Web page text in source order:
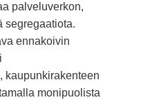
palveluverkon,
segregaatiota.
ennakoivin
kaupunkirakenteen
monipuolista